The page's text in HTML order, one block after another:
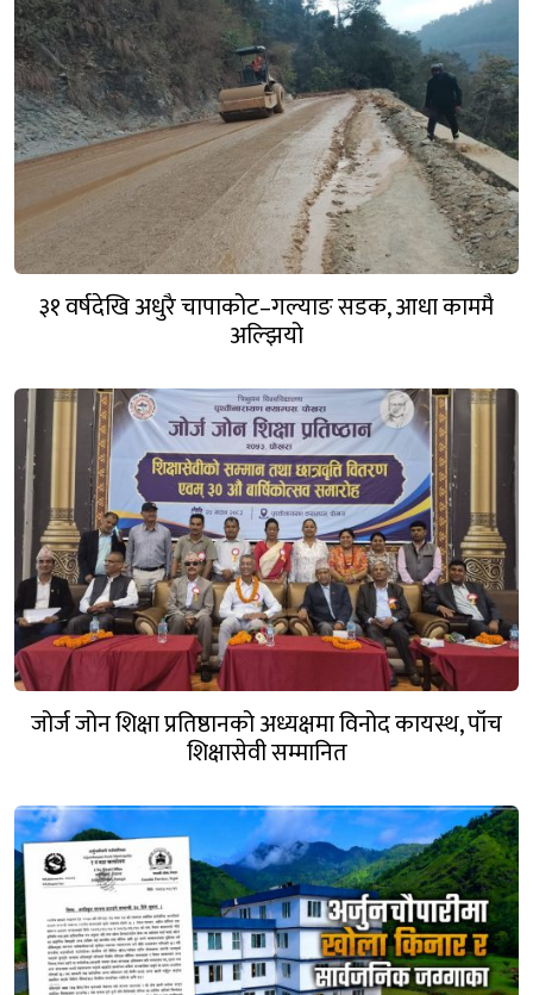
३१ वर्षदेखि अधुरै चापाकोट–गल्याङ सडक, आधा काममै
अल्झियो
जोर्ज जोन शिक्षा प्रतिष्ठानको अध्यक्षमा विनोद कायस्थ, पाँच
शिक्षासेवी सम्मानित